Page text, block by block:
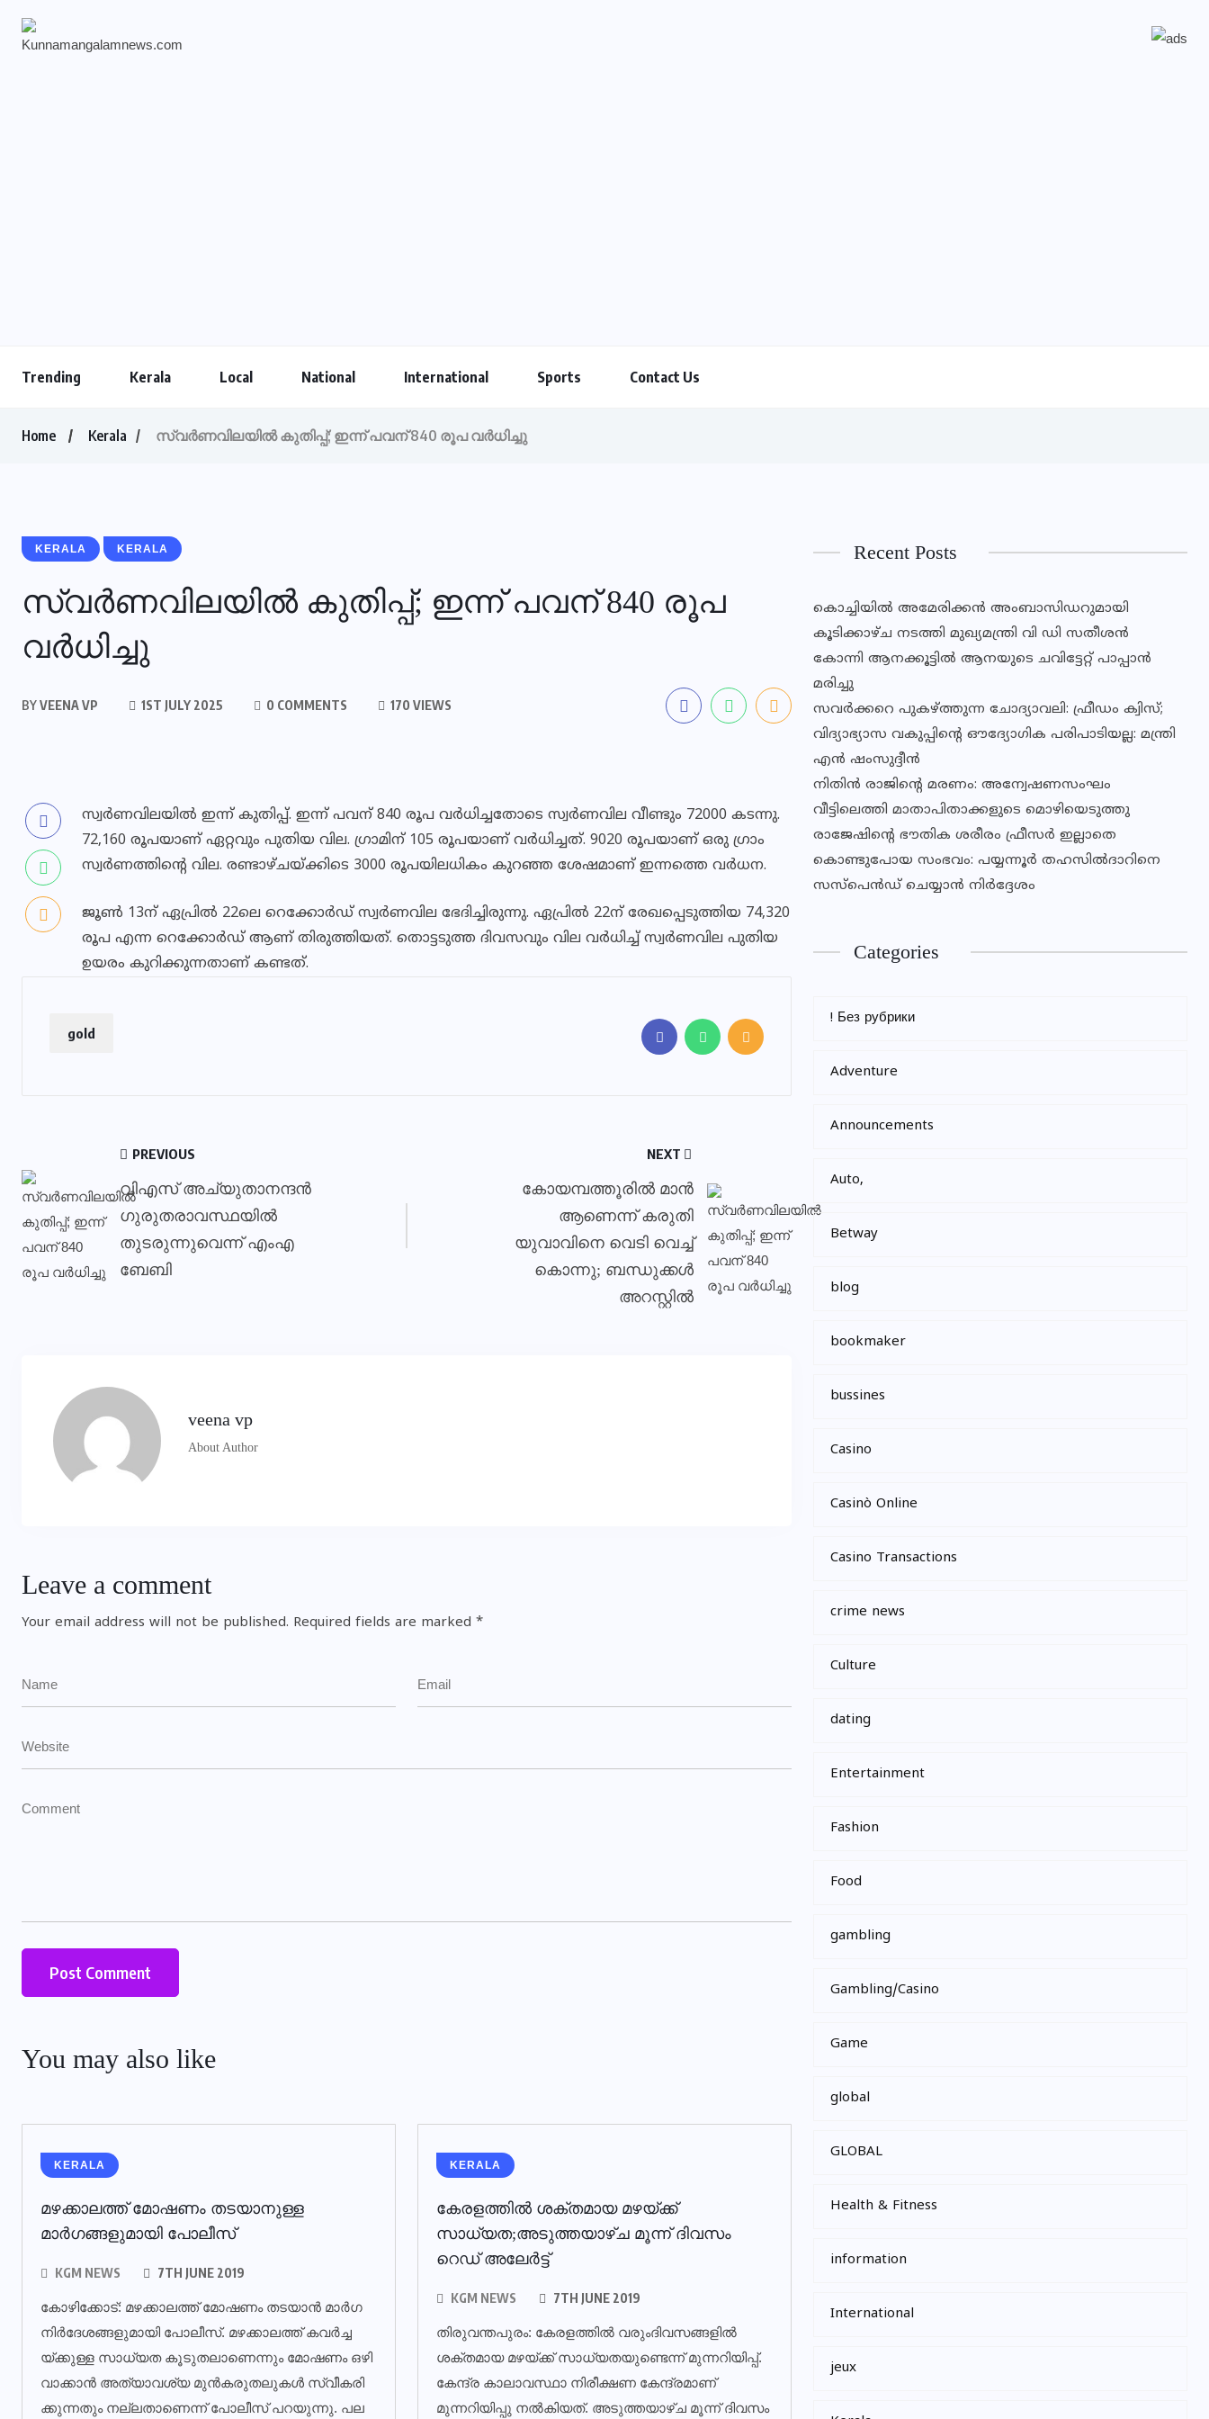
Trending Kerala Local National International Sports Contact Us
Home Kerala സ്വര്‍ണവിലയില്‍ കുതിപ്പ്; ഇന്ന് പവന് 840 രൂപ വര്‍ധിച്ചു
KERALA KERALA
സ്വര്‍ണവിലയില്‍ കുതിപ്പ്; ഇന്ന് പവന് 840 രൂപ
വര്‍ധിച്ചു
BYVEENA VP 1ST JULY 2025 0 COMMENTS 170 VIEWS
സ്വര്‍ണവിലയില്‍ ഇന്ന് കുതിപ്പ്. ഇന്ന് പവന് 840 രൂപ വര്‍ധിച്ചതോടെ സ്വര്‍ണവില വീണ്ടും 72000 കടന്നു.
72,160 രൂപയാണ് ഏറ്റവും പുതിയ വില. ഗ്രാമിന് 105 രൂപയാണ് വര്‍ധിച്ചത്. 9020 രൂപയാണ് ഒരു ഗ്രാം
സ്വര്‍ണത്തിന്റെ വില. രണ്ടാഴ്ചയ്ക്കിടെ 3000 രൂപയിലധികം കുറഞ്ഞ ശേഷമാണ് ഇന്നത്തെ വര്‍ധന.
ജൂണ്‍ 13ന് ഏപ്രില്‍ 22ലെ റെക്കോര്‍ഡ് സ്വര്‍ണവില ഭേദിച്ചിരുന്നു. ഏപ്രില്‍ 22ന് രേഖപ്പെടുത്തിയ 74,320
രൂപ എന്ന റെക്കോര്‍ഡ് ആണ് തിരുത്തിയത്. തൊട്ടടുത്ത ദിവസവും വില വര്‍ധിച്ച് സ്വര്‍ണവില പുതിയ
ഉയരം കുറിക്കുന്നതാണ് കണ്ടത്.
gold
PREVIOUS
വിഎസ് അച്യുതാനന്ദന്‍
ഗുരുതരാവസ്ഥയില്‍
തുടരുന്നുവെന്ന് എംഎ
ബേബി
NEXT
കോയമ്പത്തൂരിൽ മാൻ
ആണെന്ന് കരുതി
യുവാവിനെ വെടി വെച്ച്
കൊന്നു; ബന്ധുക്കൾ
അറസ്റ്റിൽ
veena vp
About Author
Leave a comment
Your email address will not be published. Required fields are marked *
You may also like
KERALA
മഴക്കാലത്ത് മോഷണം തടയാനുള്ള
മാര്‍ഗങ്ങളുമായി പോലീസ്‌
KGM NEWS 7TH JUNE 2019
കോ​ഴി​ക്കോ​ട്: മ​ഴ​ക്കാ​ല​ത്ത് മോ​ഷ​ണം ത​ട​യാ​ന്‍ മാ​ര്‍​ഗ
നി​ര്‍​ദേ​ശ​ങ്ങ​ളു​മാ​യി​ പോ​ലീ​സ്. മ​ഴ​ക്കാ​ല​ത്ത് ക​വ​ര്‍​ച്ച​
യ്ക്കു​ള്ള സാ​ധ്യ​ത കൂ​ടു​ത​ലാ​ണെ​ന്നും മോ​ഷ​ണം ഒ​ഴി​
വാ​ക്കാ​ന്‍ അ​ത്യാ​വ​ശ്യ മു​ന്‍​ക​രു​ത​ലു​ക​ള്‍ സ്വീ​ക​രി​
ക്കു​ന്ന​തും ന​ല്ല​താ​ണെ​ന്ന് പോ​ലീ​സ് പ​റ​യു​ന്നു. പ​ല​
KERALA
കേരളത്തില്‍ ശക്തമായ മഴയ്ക്ക്
സാധ്യത;അടുത്തയാഴ്ച മൂന്ന് ദിവസം
റെഡ് അലേര്‍ട്ട്
KGM NEWS 7TH JUNE 2019
തിരുവന്തപുരം: കേരളത്തില്‍ വരുംദിവസങ്ങളില്‍
ശക്തമായ മഴയ്ക്ക് സാധ്യതയുണ്ടെന്ന് മുന്നറിയിപ്പ്.
കേന്ദ്ര കാലാവസ്ഥാ നിരീക്ഷണ കേന്ദ്രമാണ്
മുന്നറിയിപ്പു നല്‍കിയത്. അടുത്തയാഴ്ച മൂന്ന് ദിവസം
Recent Posts
കൊച്ചിയിൽ അമേരിക്കൻ അംബാസിഡറുമായി
കൂടിക്കാഴ്ച നടത്തി മുഖ്യമന്ത്രി വി ഡി സതീശൻ
കോന്നി ആനക്കൂട്ടിൽ ആനയുടെ ചവിട്ടേറ്റ് പാപ്പാൻ
മരിച്ചു
സവര്‍ക്കറെ പുകഴ്ത്തുന്ന ചോദ്യാവലി: ഫ്രീഡം ക്വിസ്;
വിദ്യാഭ്യാസ വകുപ്പിൻ്റെ ഔദ്യോഗിക പരിപാടിയല്ല: മന്ത്രി
എൻ ഷംസുദ്ദീൻ
നിതിൻ രാജിൻ്റെ മരണം: അന്വേഷണസംഘം
വീട്ടിലെത്തി മാതാപിതാക്കളുടെ മൊഴിയെടുത്തു
രാജേഷിന്റെ ഭൗതിക ശരീരം ഫ്രീസര്‍ ഇല്ലാതെ
കൊണ്ടുപോയ സംഭവം: പയ്യന്നൂര്‍ തഹസില്‍ദാറിനെ
സസ്‌പെന്‍ഡ് ചെയ്യാന്‍ നിര്‍ദ്ദേശം
Categories
! Без рубрики
Adventure
Announcements
Auto,
Betway
blog
bookmaker
bussines
Casino
Casinò Online
Casino Transactions
crime news
Culture
dating
Entertainment
Fashion
Food
gambling
Gambling/Casino
Game
global
GLOBAL
Health & Fitness
information
International
jeux